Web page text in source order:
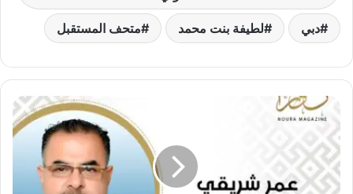
دبي لطيفة بنت محمد متحف المستقبل